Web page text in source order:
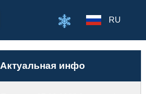
RU
Актуальная инфо